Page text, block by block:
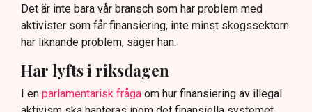
Det är inte bara vår bransch som har problem med
aktivister som får finansiering, inte minst skogssektorn
har liknande problem, säger han.
Har lyfts i riksdagen
I en parlamentarisk fråga om hur finansiering av illegal